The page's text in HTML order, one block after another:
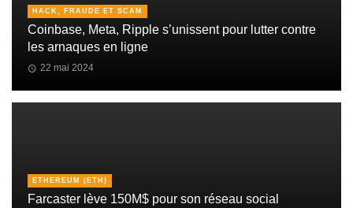
HACK, FRAUDE ET SCAM
Coinbase, Meta, Ripple s’unissent pour lutter contre
les arnaques en ligne
22 mai 2024
ETHEREUM (ETH)
Farcaster lève 150M$ pour son réseau social